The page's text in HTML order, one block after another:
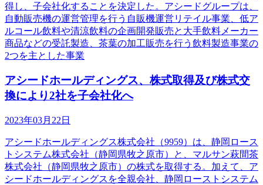
得し、子会社化することを決定した。アシードグループは、
自動販売機の運営管理を行う自販機運営リテイル事業、低ア
ルコール飲料や清涼飲料の企画開発販売と大手飲料メーカー
商品などの受託製造、茶葉の加工販売を行う飲料製造事業の
2つを主とした事業
アシードホールディングス、株式取得及び株式交
換により2社を子会社化へ
2023年03月22日
アシードホールディングス株式会社（9959）は、静岡ロース
トシステム株式会社（静岡県牧之原市）と、マルサン萩間茶
株式会社（静岡県牧之原市）の株式を取得する。加えて、ア
シードホールディングスを全親会社、静岡ローストシステム